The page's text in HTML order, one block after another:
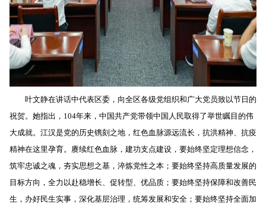
叶文静在讲话中代表区委，向全区各级党组织和广大党员致以节日的
祝贺。她指出，104年来，中国共产党带领中国人民取得了举世瞩目的伟
大成就。江汉是党的历史镌刻之地，红色血脉源远流长，抗洪精神、抗疫
精神在这里孕育。赓续红色血脉，建功支点建设，要始终坚定理想信念，
筑牢忠诚之魂，夯实思想之基，淬炼党性之本；要始终坚持高质量发展的
目标方向，全力以赴稳增长、促转型、优品质；要始终坚持保障和改善民
生，办好民生实事，深化基层治理，统筹发展和安全；要始终坚持全面加